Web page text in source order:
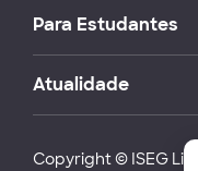
Para Estudantes
Atualidade
Copyright © ISEG